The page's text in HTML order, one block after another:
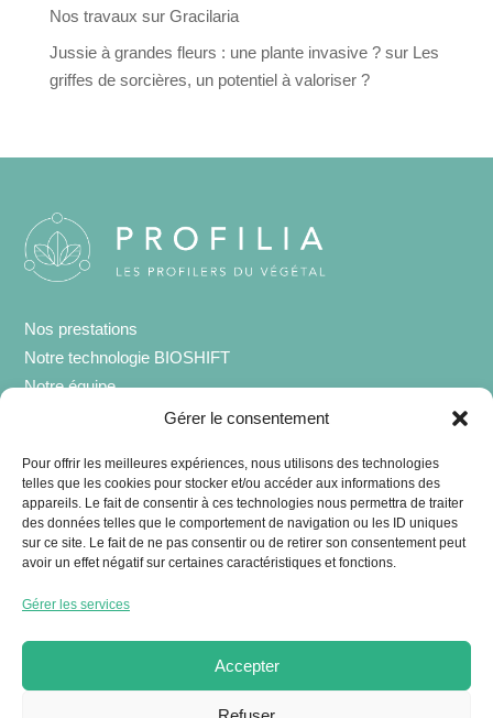
Gérer le consentement
Pour offrir les meilleures expériences, nous utilisons des technologies
telles que les cookies pour stocker et/ou accéder aux informations des
appareils. Le fait de consentir à ces technologies nous permettra de traiter
des données telles que le comportement de navigation ou les ID uniques
sur ce site. Le fait de ne pas consentir ou de retirer son consentement peut
avoir un effet négatif sur certaines caractéristiques et fonctions.
Gérer les services
Accepter
Nos travaux sur Gracilaria
Jussie à grandes fleurs : une plante invasive ?sur Les
griffes de sorcières, un potentiel à valoriser ?
Nos prestations
Notre technologie BIOSHIFT
Notre équipe
Laboratoire FST, boulevard des Aiguillettes, 54500
VANDOEUVRE LES NANCY
Siège social : 33 rue Georges Clemenceau, 54140
JARVILLE LA MALGRANGE